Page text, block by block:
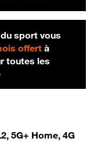
sport vous
offertà
toutes les
5G+ Home, 4G